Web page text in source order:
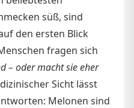
süß, sind
den ersten Blick
fragen sich
– oder macht sie eher
Sicht lässt
Melonen sind